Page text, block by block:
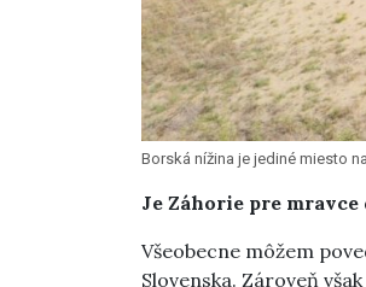
Borská nížina je jediné miesto
Je Záhorie pre
Všeobecne môžem
Slovenska. Zároveň